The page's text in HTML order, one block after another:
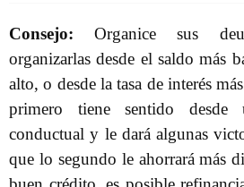
Consejo: Organice sus
organizarlas desde el saldo más
alto, o desde la tasa de interés
primero tiene sentido
conductual y le dará algunas
que lo segundo le ahorrará más